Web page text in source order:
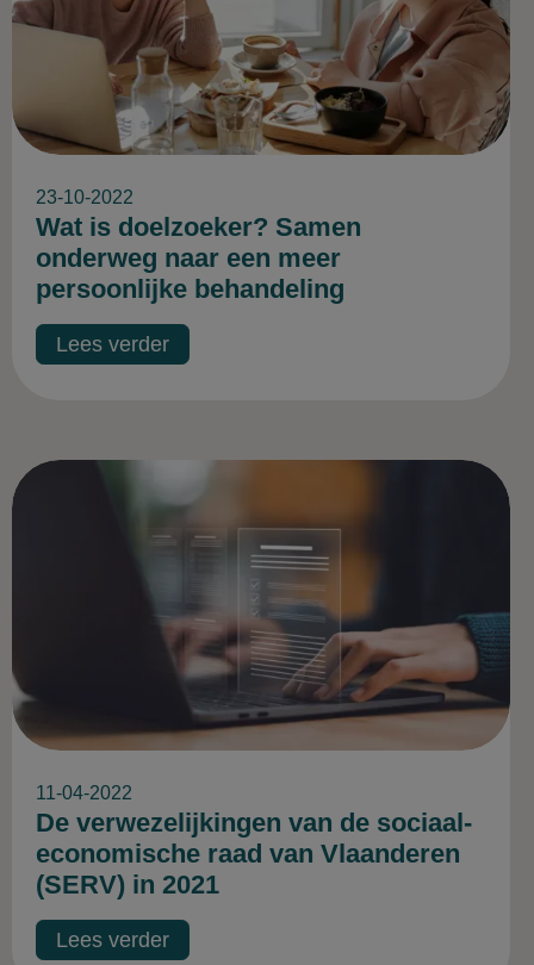
23-10-2022
Wat is doelzoeker? Samen
onderweg naar een meer
persoonlijke behandeling
Lees verder
11-04-2022
De verwezelijkingen van de sociaal-
economische raad van Vlaanderen
(SERV) in 2021
Lees verder